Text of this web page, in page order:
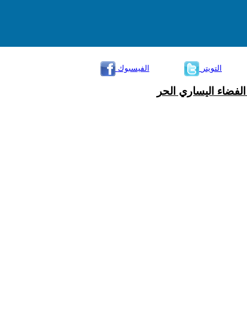
الفيسبوك
التويتر
اليساري الحر